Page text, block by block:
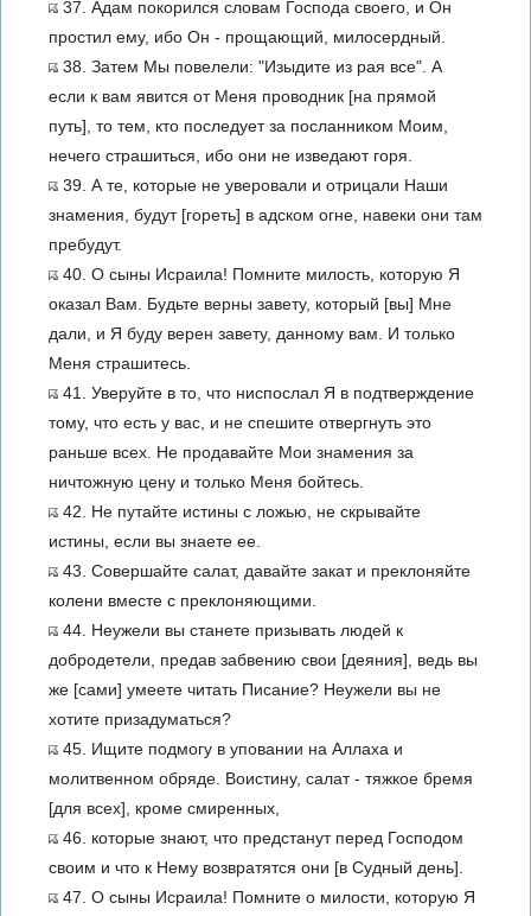
37. Адам покорился словам Господа своего, и Он
простил ему, ибо Он - прощающий, милосердный.
38. Затем Мы повелели: "Изыдите из рая все". А
если к вам явится от Меня проводник [на прямой
путь], то тем, кто последует за посланником Моим,
нечего страшиться, ибо они не изведают горя.
39. А те, которые не уверовали и отрицали Наши
знамения, будут [гореть] в адском огне, навеки они там
пребудут.
40. О сыны Исраила! Помните милость, которую Я
оказал Вам. Будьте верны завету, который [вы] Мне
дали, и Я буду верен завету, данному вам. И только
Меня страшитесь.
41. Уверуйте в то, что ниспослал Я в подтверждение
тому, что есть у вас, и не спешите отвергнуть это
раньше всех. Не продавайте Мои знамения за
ничтожную цену и только Меня бойтесь.
42. Не путайте истины с ложью, не скрывайте
истины, если вы знаете ее.
43. Совершайте салат, давайте закат и преклоняйте
колени вместе с преклоняющими.
44. Неужели вы станете призывать людей к
добродетели, предав забвению свои [деяния], ведь вы
же [сами] умеете читать Писание? Неужели вы не
хотите призадуматься?
45. Ищите подмогу в уповании на Аллаха и
молитвенном обряде. Воистину, салат - тяжкое бремя
[для всех], кроме смиренных,
46. которые знают, что предстанут перед Господом
своим и что к Нему возвратятся они [в Судный день].
47. О сыны Исраила! Помните о милости, которую Я